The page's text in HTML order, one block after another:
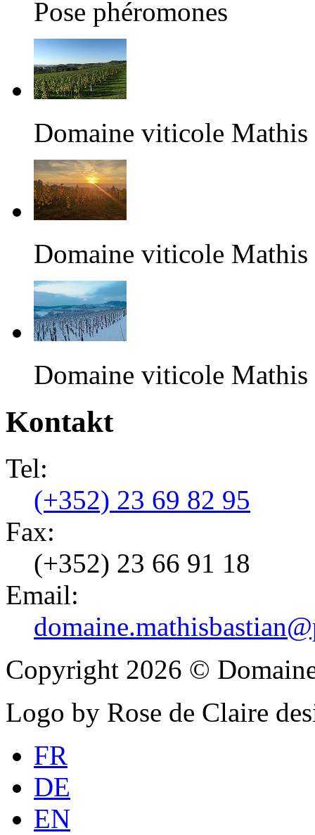
Pose phéromones
Domaine viticole Mathis
Domaine viticole Mathis
Domaine viticole Mathis
Kontakt
Tel:
(+352) 23 69 82 95
Fax:
(+352) 23 66 91 18
Email:
Copyright 2026 ©
Logo by Rose de Claire
FR
DE
EN